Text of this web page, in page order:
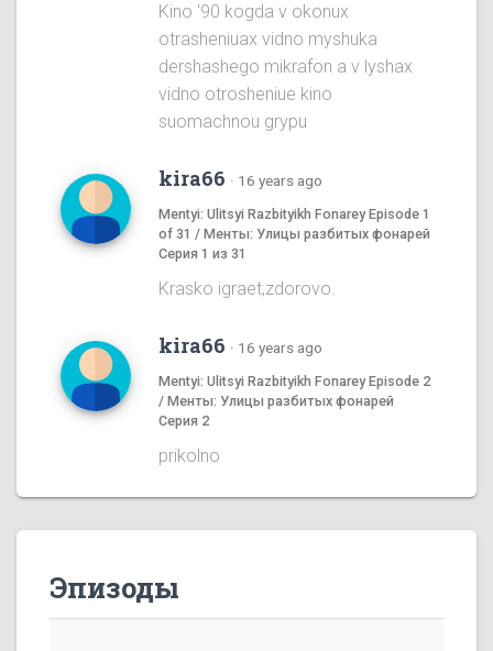
Kino '90 kogda v okonux
otrasheniuax vidno myshuka
dershashego mikrafon a v lyshax
vidno otrosheniue kino
suomachnou grypu
kira66 · 16 years ago
Mentyi: Ulitsyi Razbityikh Fonarey Episode 1
of 31 / Менты: Улицы разбитых фонарей
Серия 1 из 31
Krasko igraet,zdorovo.
kira66 · 16 years ago
Mentyi: Ulitsyi Razbityikh Fonarey Episode 2
/ Менты: Улицы разбитых фонарей
Серия 2
prikolno
Эпизоды